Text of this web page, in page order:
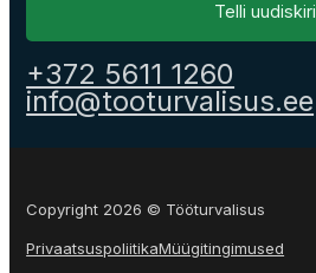
Telli uudiskiri
+372 5611 1260
info@tooturvalisus.ee
Copyright 2026 © Tööturvalisus
PrivaatsuspoliitikaMüügitingimused